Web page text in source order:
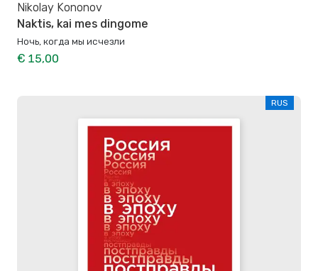
Nikolay Kononov
Naktis, kai mes dingome
Ночь, когда мы исчезли
€ 15,00
RUS